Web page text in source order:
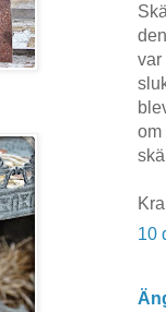
var
om
10